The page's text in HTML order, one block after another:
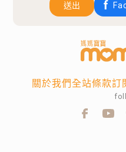
送出
關於我們全站條款訂